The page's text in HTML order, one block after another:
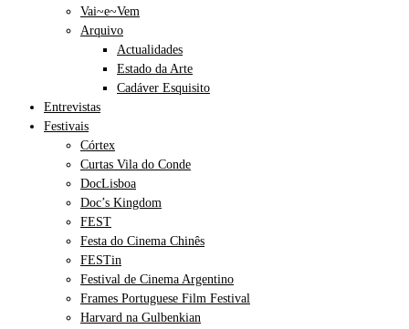
Vai~e~Vem
Arquivo
Actualidades
Estado da Arte
Cadáver Esquisito
Entrevistas
Festivais
Córtex
Curtas Vila do Conde
DocLisboa
Doc’s Kingdom
FEST
Festa do Cinema Chinês
FESTin
Festival de Cinema Argentino
Frames Portuguese Film Festival
Harvard na Gulbenkian